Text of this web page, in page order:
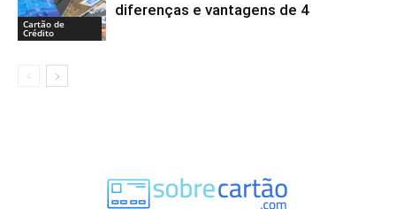
Cartão de
Crédito
diferenças e vantagens de 4